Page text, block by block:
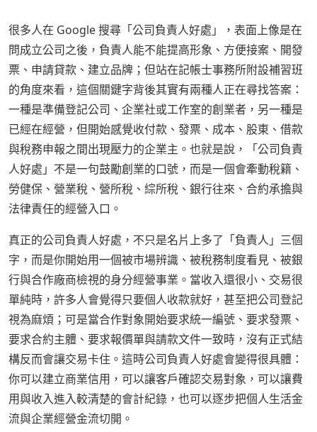
很多人在 Google 搜尋「公司負責人好處」，表面上像是在
問成立公司之後，負責人能不能提高形象、方便接案、開發
票、申請貸款、建立品牌；但站在記帳士事務所附設補習班
的角度來看，這個關鍵字背後其實有兩種人正在尋找答案：
一種是準備登記公司、企業社或工作室的創業者，另一種是
已經在經營，但開始感覺收付款、發票、成本、股東、借款
與稅務申報之間出現壓力的企業主。也就是說，「公司負責
人好處」不是一句鼓勵創業的口號，而是一個會牽動稅籍、
勞健保、營業稅、營所稅、綜所稅、銀行往來、合約承擔與
法律責任的經營入口。
真正的公司負責人好處，不只是名片上多了「負責人」三個
字，而是你開始用一個被市場辨識、被稅務制度看見、被銀
行與合作廠商檢視的身分經營事業。當收入還很小、交易很
單純時，許多人會覺得只要個人收款就好，甚至把公司登記
視為麻煩；可是當合作對象開始要求統一編號、要求發票、
要求合約主體、要求報價單與請款文件一致時，沒有正式結
構反而會讓交易卡住。這時公司負責人好處會變得很具體：
你可以建立商業信用，可以讓客戶確認交易對象，可以讓費
用與收入進入較清楚的會計紀錄，也可以逐步把個人生活金
流與企業經營金流切開。